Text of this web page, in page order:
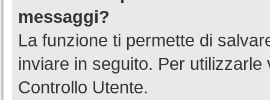
messaggi?
La funzione ti permette di
inviare in seguito. Per utilizzarle
Controllo Utente.